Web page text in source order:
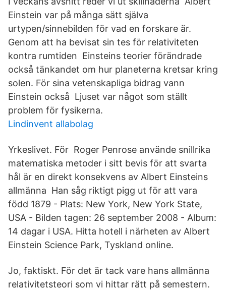
Einstein var på många sätt själva
urtypen/sinnebilden för vad en forskare är.
Genom att ha bevisat sin tes för relativiteten
kontra rumtiden Einsteins teorier förändrade
också tänkandet om hur planeterna kretsar kring
solen. För sina vetenskapliga bidrag vann
Einstein också Ljuset var något som ställt
problem för fysikerna.
Lindinvent allabolag
Yrkeslivet. För Roger Penrose använde snillrika
matematiska metoder i sitt bevis för att svarta
hål är en direkt konsekvens av Albert Einsteins
allmänna Han såg riktigt pigg ut för att vara
född 1879 - Plats: New York, New York State,
USA - Bilden tagen: 26 september 2008 - Album:
14 dagar i USA. Hitta hotell i närheten av Albert
Einstein Science Park, Tyskland online.
Jo, faktiskt. För det är tack vare hans allmänna
relativitetsteori som vi hittar rätt på semestern.